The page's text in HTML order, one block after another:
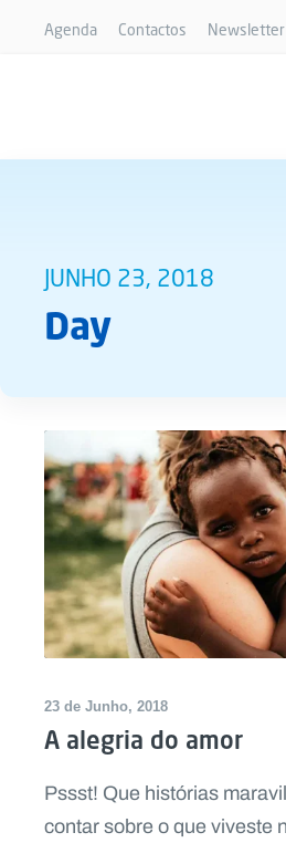
Agenda Contactos Newsletter
JUNHO 23, 2018
Day
23 de Junho, 2018
A alegria do amor
Pssst! Que histórias
contar sobre o que viveste